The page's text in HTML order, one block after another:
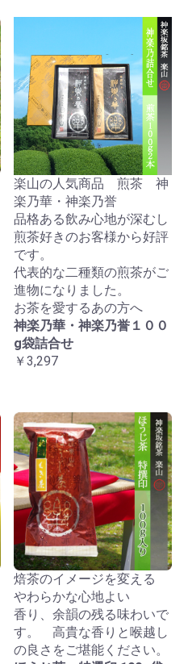
楽山の人気商品 煎茶 神
楽乃華・神楽乃誉
品格ある飲み心地が深むし
煎茶好きのお客様から好評
です。
代表的な二種類の煎茶がご
進物になりました。
お茶を愛するあの方へ
神楽乃華・神楽乃誉１００
g袋詰合せ
￥3,297
焙茶のイメージを変える
やわらかな心地よい
香り、余韻の残る味わいで
す。 高貴な香りと喉越し
の良さをご堪能ください。